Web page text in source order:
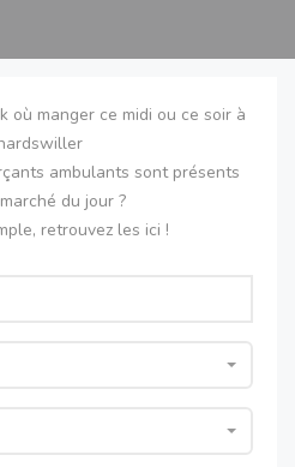
où manger ce midi ou ce soir à
ambulants sont présents
du jour ?
retrouvez les ici !